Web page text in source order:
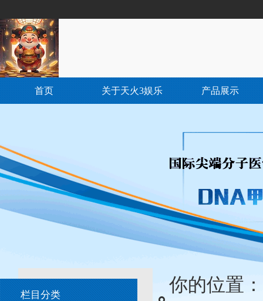
首页 关于天火3娱乐 产品展示
栏目分类
你的位置：